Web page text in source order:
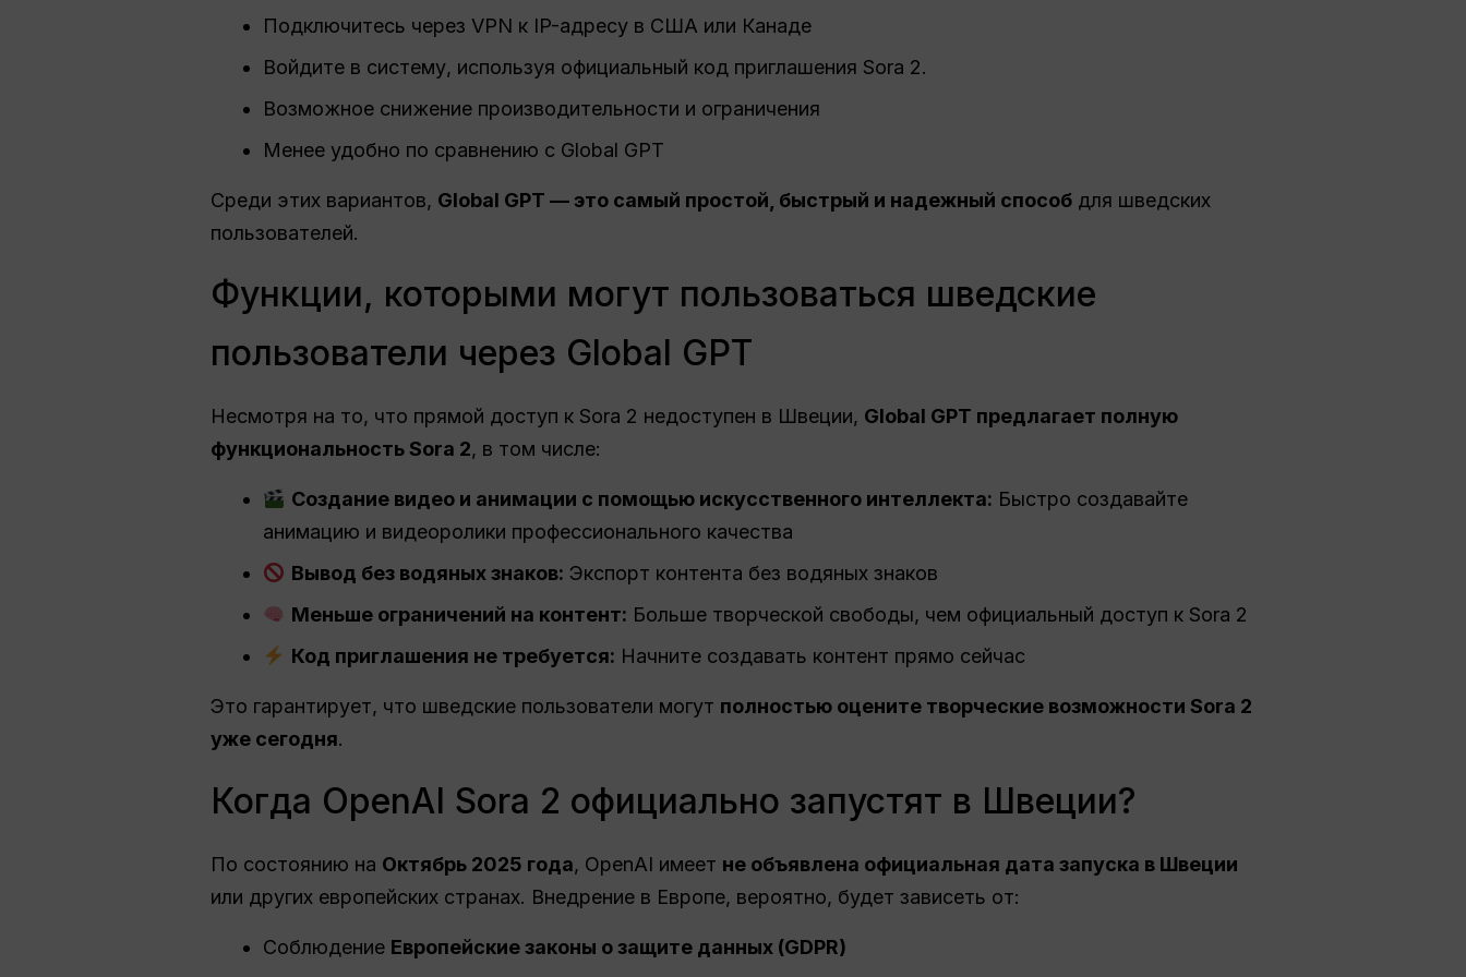
Подключитесь через VPN к IP-адресу в США или Канаде
Войдите в систему, используя официальный код приглашения Sora 2.
Возможное снижение производительности и ограничения
Менее удобно по сравнению с Global GPT
Среди этих вариантов, Global GPT — это самый простой, быстрый и надежный способ для шведских
пользователей.
Функции, которыми могут пользоваться шведские
пользователи через Global GPT
Несмотря на то, что прямой доступ к Sora 2 недоступен в Швеции, Global GPT предлагает полную
функциональность Sora 2, в том числе:
Создание видео и анимации с помощью искусственного интеллекта: Быстро создавайте
анимацию и видеоролики профессионального качества
Вывод без водяных знаков: Экспорт контента без водяных знаков
Меньше ограничений на контент: Больше творческой свободы, чем официальный доступ к Sora 2
Код приглашения не требуется: Начните создавать контент прямо сейчас
Это гарантирует, что шведские пользователи могут полностью оцените творческие возможности Sora 2
уже сегодня.
Когда OpenAI Sora 2 официально запустят в Швеции?
По состоянию на Октябрь 2025 года, OpenAI имеет не объявлена официальная дата запуска в Швеции
или других европейских странах. Внедрение в Европе, вероятно, будет зависеть от:
Соблюдение Европейские законы о защите данных (GDPR)